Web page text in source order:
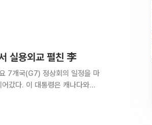
실용외교 펼친 李
7개국(G7) 정상회의 일정을 마
갔다. 이 대통령은 캐나다와의